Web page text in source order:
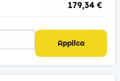
179,34 €
Applica